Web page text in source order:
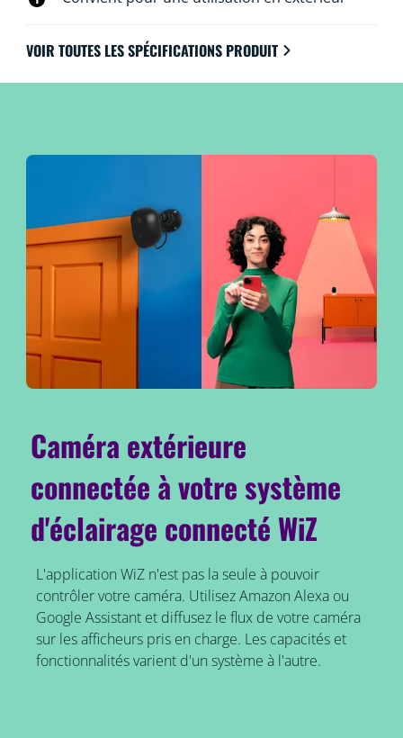
bidirectionnelle ou en déclenchant des alarmes
VOIR TOUTES LES SPÉCIFICATIONS PRODUIT
Caméra extérieure
connectée à votre système
d'éclairage connecté WiZ
L'application WiZ n'est pas la seule à pouvoir
contrôler votre caméra. Utilisez Amazon Alexa ou
Google Assistant et diffusez le flux de votre caméra
sur les afficheurs pris en charge. Les capacités et
fonctionnalités varient d'un système à l'autre.